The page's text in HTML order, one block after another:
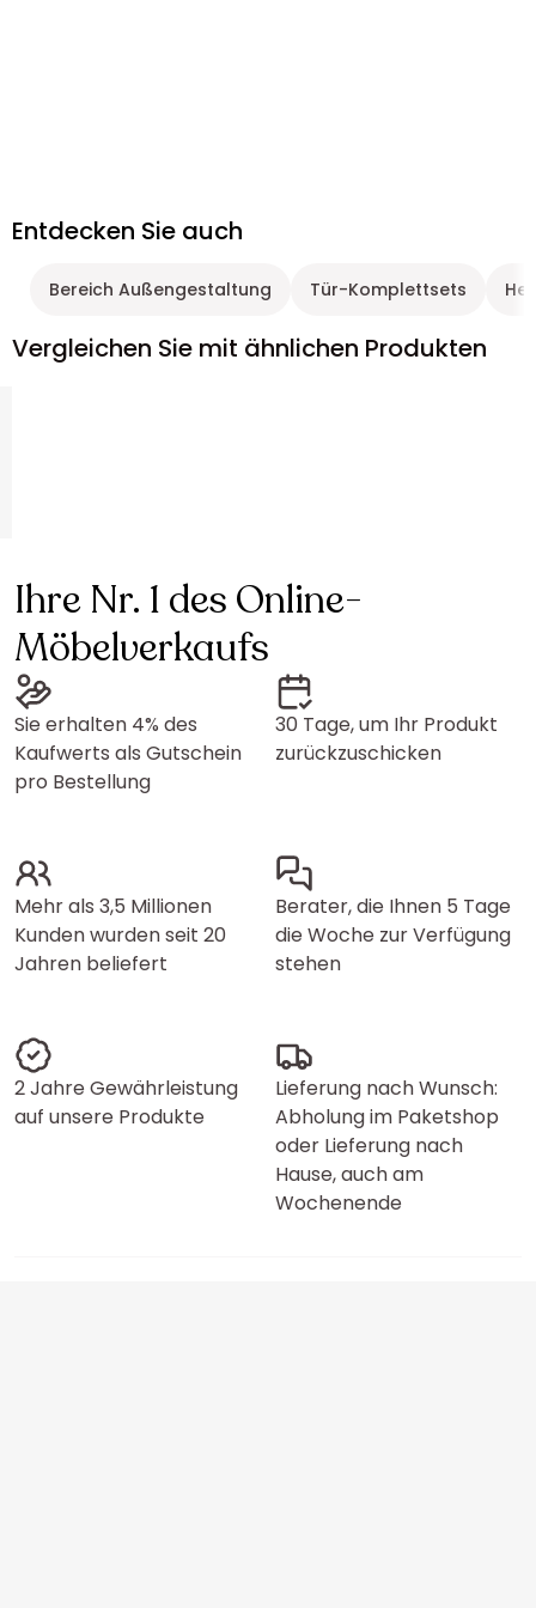
Entdecken Sie auch
Bereich Außengestaltung Tür-Komplettsets
Vergleichen Sie mit ähnlichen Produkten
Ihre Nr. 1 des Online-
Möbelverkaufs
Sie erhalten 4% des
Kaufwerts als Gutschein
pro Bestellung
30 Tage, um Ihr Produkt
zurückzuschicken
Mehr als 3,5 Millionen
Kunden wurden seit 20
Jahren beliefert
Berater, die Ihnen 5 Tage
die Woche zur Verfügung
stehen
2 Jahre Gewährleistung
auf unsere Produkte
Lieferung nach Wunsch:
Abholung im Paketshop
oder Lieferung nach
Hause, auch am
Wochenende